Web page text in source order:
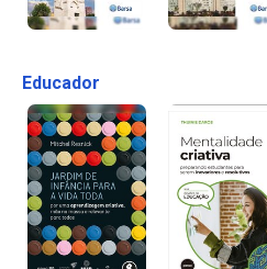
Educador